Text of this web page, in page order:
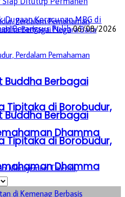
Buddha Berbagai
Tipitaka di Borobudur,
Dhamma
Buddha Berbagai
Tipitaka di Borobudur,
Dhamma
Dugaan Keracunan MBG di
Berangsur Pulih 06/08/2026